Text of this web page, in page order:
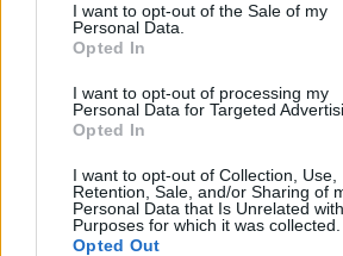
I want to opt-out of the Sale of my
Personal Data.
Opted In
I want to opt-out of processing my
Personal Data for Targeted
Opted In
I want to opt-out of Collection, Use,
Retention, Sale, and/or Sharing of
Personal Data that Is Unrelated
Purposes for which it was collected.
Opted Out
Ελλάδας στη
«Πάω
απίθανη
MEGA
Η κάμερα της
MEGA»
στιγμή από το